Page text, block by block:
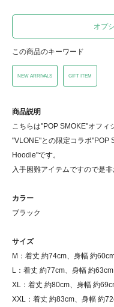
オプ
この商品のキーワード
NEW ARRIVALS GIFT ITEM
商品説明
こちらは"POP SMOKE"オフィ
"VLONE"との限定コラボ"POP
Hoodie"です。
入手困難アイテムですので是非
カラー
ブラック
サイズ
M：着丈 約74cm、身幅 約
L：着丈 約77cm、身幅 約
XL：着丈 約80cm、身幅 約
XXL：着丈 約83cm、身幅 約